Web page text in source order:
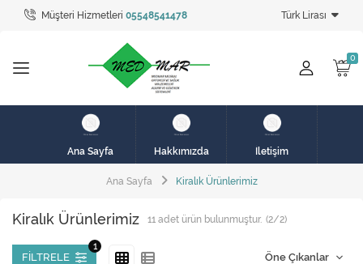
Müşteri Hizmetleri 05548541478 Türk Lirası
Tüm Kategoriler
hasta karyolası
HASTA KARYOLASI
Ana Sayfa Hakkımızda İletişim
Ana Sayfa Kiralık Ürünlerimiz
Kiralık Ürünlerimiz 11 adet ürün bulunmuştur. (2/2)
FILTRELE